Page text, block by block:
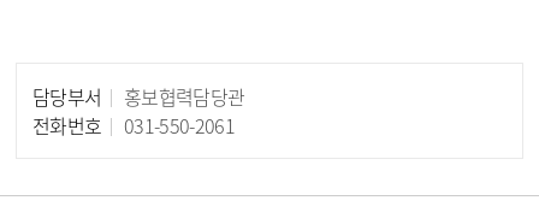
담당부서
홍보협력담당관
전화번호
031-550-2061